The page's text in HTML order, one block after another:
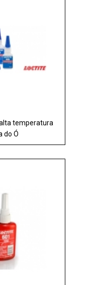
temperatura
do Ó